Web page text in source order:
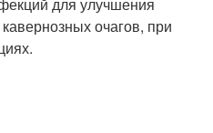
для улучшения
очагов, при